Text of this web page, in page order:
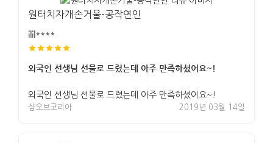
원터치자개손거울-공작연인
ilil****
외국인 선생님 선물로 드렸는데 아주 만족하셨어요~!
외국인 선생님 선물로 드렸는데 아주 만족하셨어요~!
샵오브코리아 2019년 03월 14일